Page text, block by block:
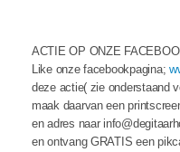
ACTIE OP ONZE
Like onze facebookpagina;
deze actie( zie onderstaand
maak daarvan een
en adres naar
en ontvang GRATIS een